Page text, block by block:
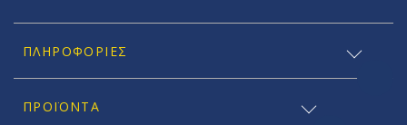
ΠΛΗΡΟΦΟΡΊΕΣ
ΠΡΟΪΟΝΤΑ